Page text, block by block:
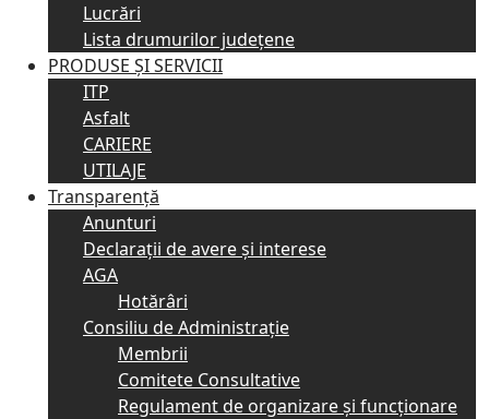
Lucrări
Lista drumurilor judeţene
PRODUSE ȘI SERVICII
ITP
Asfalt
CARIERE
UTILAJE
Transparență
Anunturi
Declarații de avere și interese
AGA
Hotărâri
Consiliu de Administrație
Membrii
Comitete Consultative
Regulament de organizare și funcționare